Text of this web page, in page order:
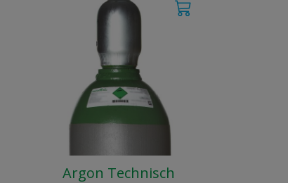
Argon Technisch